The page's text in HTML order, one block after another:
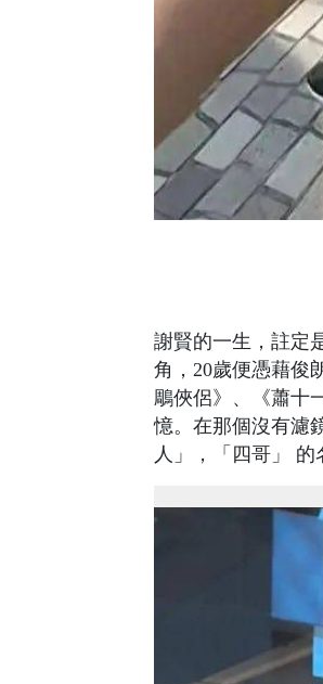
謝賢的一生，註定
角，20歲便憑藉俊
鵰俠侶》、《蕭十
憶。在那個沒有濾
人」，「四哥」 的